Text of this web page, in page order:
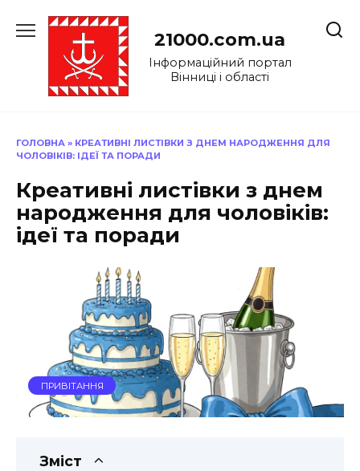
до
21000.com.ua
Інформаційний портал
Вінниці і області
ГОЛОВНА » КРЕАТИВНІ ЛИСТІВКИ З ДНЕМ НАРОДЖЕННЯ ДЛЯ
ЧОЛОВІКІВ: ІДЕЇ ТА ПОРАДИ
Креативні листівки з днем
народження для чоловіків:
ідеї та поради
ПРИВІТАННЯ
Зміст